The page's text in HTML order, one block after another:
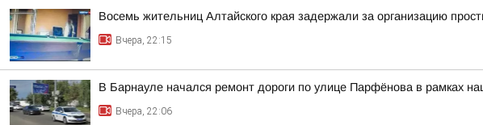
Восемь жительниц Алтайского края задержали за организацию
Вчера, 22:15
В Барнауле начался ремонт дороги по улице Парфёнова в рамках
Вчера, 22:06